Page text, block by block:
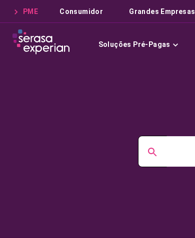
PME Consumidor Grandes Empresas
Soluções Pré-Pagas